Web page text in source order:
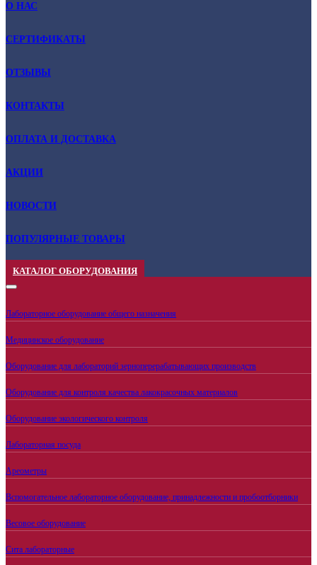
О НАС
СЕРТИФИКАТЫ
ОТЗЫВЫ
КОНТАКТЫ
ОПЛАТА И ДОСТАВКА
АКЦИИ
НОВОСТИ
ПОПУЛЯРНЫЕ ТОВАРЫ
КАТАЛОГ ОБОРУДОВАНИЯ
Лабораторное оборудование общего назначения
Медицинское оборудование
Оборудование для лабораторий зерноперерабатывающих производств
Оборудование для контроля качества лакокрасочных материалов
Оборудование экологического контроля
Лабораторная посуда
Ареометры
Вспомогательное лабораторное оборудование, принадлежности и пробоотборники
Весовое оборудование
Сита лабораторные